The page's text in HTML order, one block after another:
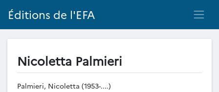
Éditions de l'EFA
Nicoletta Palmieri
Palmieri, Nicoletta (1953-....)